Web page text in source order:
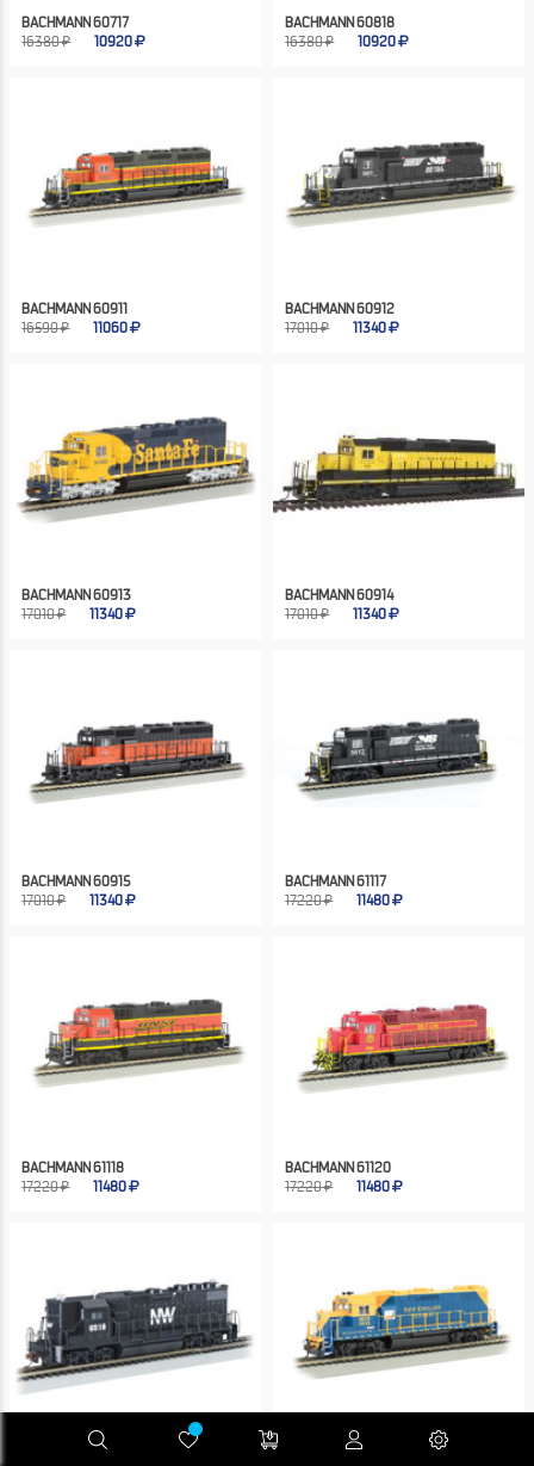
BACHMANN 60717
16380 ₽
10920
BACHMANN 60818
16380 ₽
10920
BACHMANN 60911
16590 ₽
11060
BACHMANN 60912
17010 ₽
11340
BACHMANN 60913
17010 ₽
11340
BACHMANN 60914
17010 ₽
11340
BACHMANN 60915
17010 ₽
11340
BACHMANN 61117
17220 ₽
11480
BACHMANN 61118
17220 ₽
11480
BACHMANN 61120
17220 ₽
11480
BACHMANN 61206
BACHMANN 61711